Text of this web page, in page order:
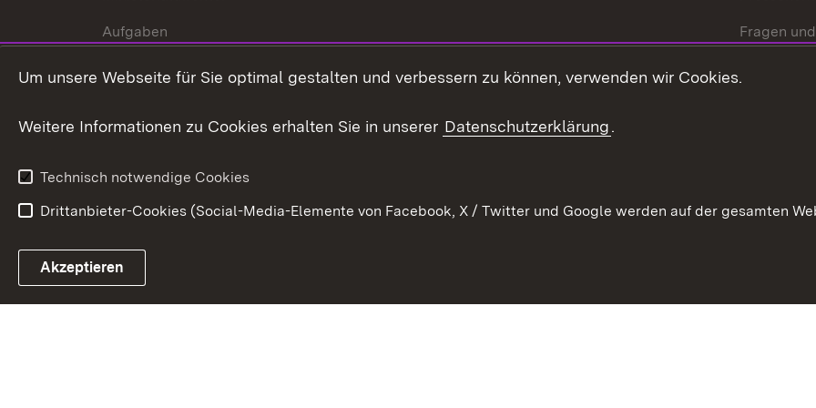
Aufgaben
Internationale
Fragen
Link zum Landesportal
Um unsere Webseite für Sie optimal gestalten und verbessern zu können, verwenden wir Cookies.
Weitere Informationen zu Cookies erhalten Sie in unserer Datenschutzerklärung.
Technisch notwendige Cookies
Drittanbieter-Cookies (Social-Media-Elemente von Facebook, X / Twitter und Google werden auf der gesamten
Akzeptieren